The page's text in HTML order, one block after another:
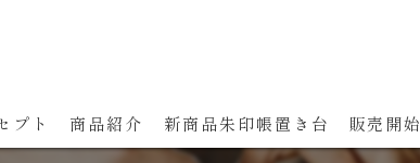
プト 商品紹介 新商品朱印帳置き台 販売開始